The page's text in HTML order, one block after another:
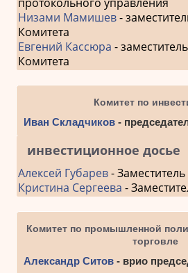
Низами Мамишев-
Комитета
Евгений Кассюра -
Комитета
Комитет по
Иван Складчиков-
инвестиционное досье
Алексей Губарев-
Кристина Сергеева -
Комитет по промышленной
торговле
Александр Ситов- врио